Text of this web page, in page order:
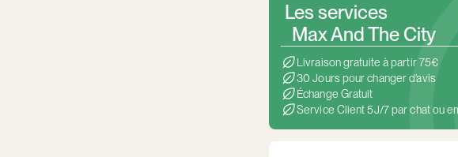
Les services
Max And The City
Livraison gratuite à partir 75€
30 Jours pour changer d'avis
Échange Gratuit
Service Client 5J/7 par chat ou